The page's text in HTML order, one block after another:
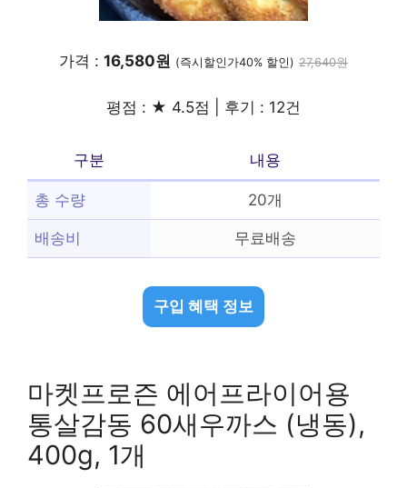
가격 : 16,580원 (즉시할인가40% 할인) 27,640원
평점 : ★ 4.5점 | 후기 : 12건
구분 내용
총 수량 20개
배송비 무료배송
구입 혜택 정보
마켓프로즌 에어프라이어용
통살감동 60새우까스 (냉동),
400g, 1개